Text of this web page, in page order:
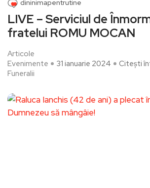
dininimapentrutine
LIVE – Serviciul de
fratelui ROMU MOCAN
Articole
Evenimente
Funeralii
31 ianuarie 2024